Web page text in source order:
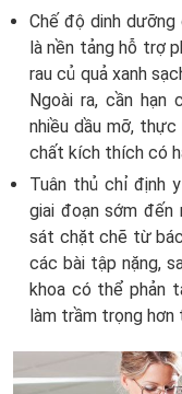
Chế độ dinh dưỡng
là nền tảng hỗ trợ
rau củ quả xanh
Ngoài ra, cần
nhiều dầu mỡ,
chất kích thích có
Tuân thủ chỉ định
giai đoạn sớm đến
sát chặt chẽ từ
các bài tập nặng,
khoa có thể phản
làm trầm trọng hơn